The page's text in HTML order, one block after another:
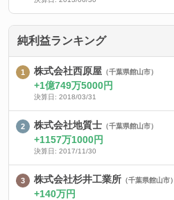
純利益ランキング
株式会社西原屋 （千葉県館山市）
1億749万5000円
決算日: 2018/03/31
株式会社地質士 （千葉県館山市）
1157万1000円
決算日: 2017/11/30
株式会社杉井工業所 （千葉県館山市）
140万円